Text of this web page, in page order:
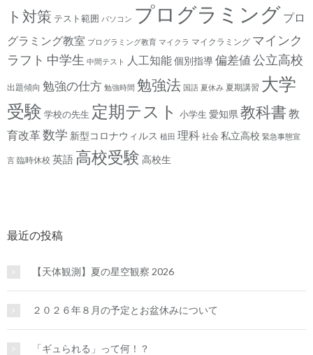
ト対策 テスト範囲 パソコン プログラミング プロ
グラミング教室 プログラミング教育 マイクラ マイクラミング マインク
ラフト 中学生 中間テスト 人工知能個別指導偏差値 公立高校
出題傾向 勉強の仕方 勉強時間 勉強法 国語 夏休み 夏期講習 大学
受験 学校の先生 定期テスト 小学生 愛知県 教科書 教
育改革 数学 新型コロナウィルス 植田 理科 社会 私立高校 緊急事態宣
言 臨時休校 英語 高校受験 高校生
最近の投稿
【天体観測】夏の星空観察 2026
２０２６年８月の予定とお盆休みについて
「ギュられる」って何！？